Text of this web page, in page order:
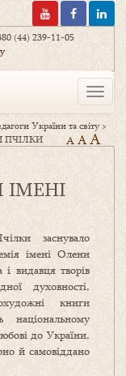
(44) 239-11-05
Toggle
України та світу>
ПЧІЛКИ A AA
ІМЕНІ
заснувало
імені Олени
видавця творів
духовності,
книги
національному
до України,
й самовіддано